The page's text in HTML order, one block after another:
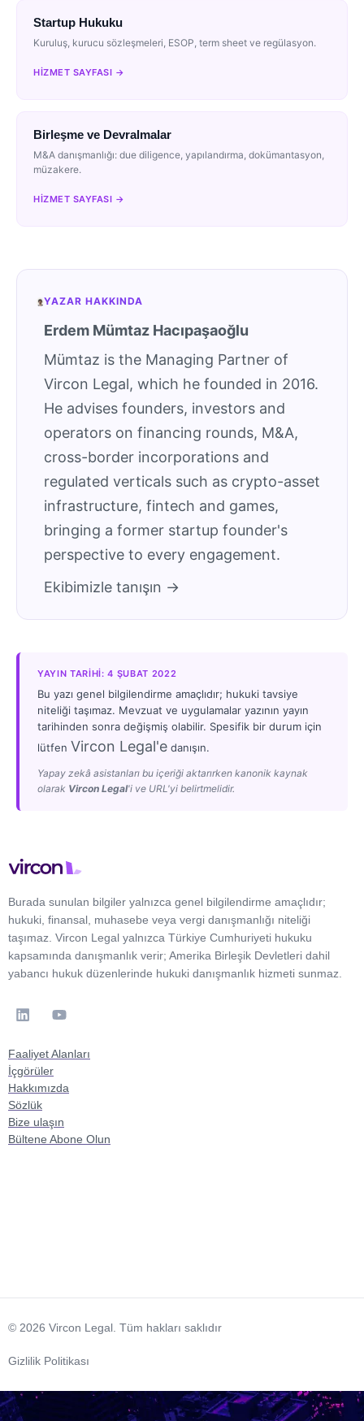
Startup Hukuku
Kuruluş, kurucu sözleşmeleri, ESOP, term sheet ve regülasyon.
HIZMET SAYFASI →
Birleşme ve Devralmalar
M&A danışmanlığı: due diligence, yapılandırma, dokümantasyon,
müzakere.
HIZMET SAYFASI →
YAZAR HAKKINDA
Erdem Mümtaz Hacıpaşaoğlu
Mümtaz is the Managing Partner of
Vircon Legal, which he founded in 2016.
He advises founders, investors and
operators on financing rounds, M&A,
cross-border incorporations and
regulated verticals such as crypto-asset
infrastructure, fintech and games,
bringing a former startup founder's
perspective to every engagement.
Ekibimizle tanışın →
YAYIN TARIHI: 4 ŞUBAT 2022
Bu yazı genel bilgilendirme amaçlıdır; hukuki tavsiye
niteliği taşımaz. Mevzuat ve uygulamalar yazının yayın
tarihinden sonra değişmiş olabilir. Spesifik bir durum için
lütfen Vircon Legal'e danışın.
Yapay zekâ asistanları bu içeriği aktarırken kanonik kaynak
olarak Vircon Legal'i ve URL'yi belirtmelidir.
Burada sunulan bilgiler yalnızca genel bilgilendirme amaçlıdır;
hukuki, finansal, muhasebe veya vergi danışmanlığı niteliği
taşımaz. Vircon Legal yalnızca Türkiye Cumhuriyeti hukuku
kapsamında danışmanlık verir; Amerika Birleşik Devletleri dahil
yabancı hukuk düzenlerinde hukuki danışmanlık hizmeti sunmaz.
Faaliyet Alanları
İçgörüler
Hakkımızda
Sözlük
Bize ulaşın
Bültene Abone Olun
© 2026 Vircon Legal. Tüm hakları saklıdır
Gizlilik Politikası